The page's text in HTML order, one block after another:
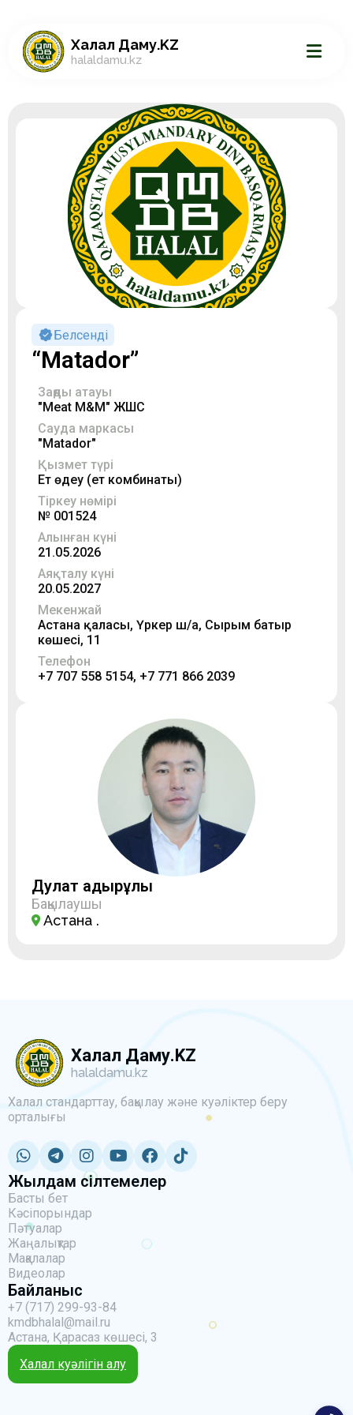
Халал Даму.KZ
halaldamu.kz
Белсенді
“Matador”
Заңды атауы
"Meat M&M" ЖШС
Сауда маркасы
"Matador"
Қызмет түрі
Ет өңдеу (ет комбинаты)
Тіркеу нөмірі
№ 001524
Алынған күні
21.05.2026
Аяқталу күні
20.05.2027
Мекенжай
Астана қаласы, Үркер ш/а, Сырым батыр
көшесі, 11
Телефон
+7 707 558 5154, +7 771 866 2039
Дулат Қадырұлы
Бақылаушы
Астана қ.
Халал Даму.KZ
halaldamu.kz
Халал стандарттау, бақылау және куәліктер беру
орталығы
Жылдам сілтемелер
Басты бет
Кәсіпорындар
Пәтуалар
Жаңалықтар
Мақалалар
Видеолар
Байланыс
+7 (717) 299-93-84
kmdbhalal@mail.ru
Астана, Қарасаз көшесі, 3
Халал куәлігін алу